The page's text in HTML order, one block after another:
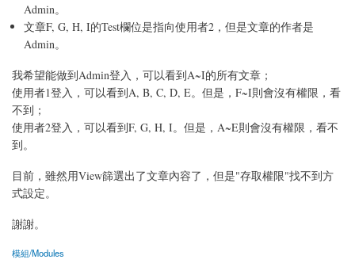
Admin。
文章F, G, H, I的Test欄位是指向使用者2，但是文章的作者是
Admin。
我希望能做到Admin登入，可以看到A~I的所有文章；
使用者1登入，可以看到A, B, C, D, E。但是，F~I則會沒有權限，看
不到；
使用者2登入，可以看到F, G, H, I。但是，A~E則會沒有權限，看不
到。
目前，雖然用View篩選出了文章內容了，但是"存取權限"找不到方
式設定。
謝謝。
模組/Modules